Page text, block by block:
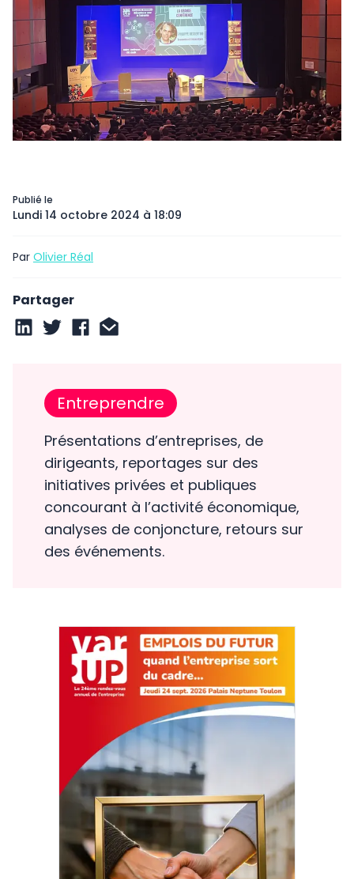
Publié le
Lundi 14 octobre 2024 à 18:09
Par Olivier Réal
Partager
Entreprendre
Présentations d’entreprises, de
dirigeants, reportages sur des
initiatives privées et publiques
concourant à l’activité économique,
analyses de conjoncture, retours sur
des événements.